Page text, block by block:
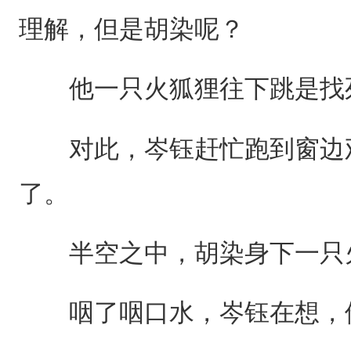
理解，但是胡染呢？
他一只火狐狸往下跳是找
对此，岑钰赶忙跑到窗边
了。
半空之中，胡染身下一只
咽了咽口水，岑钰在想，